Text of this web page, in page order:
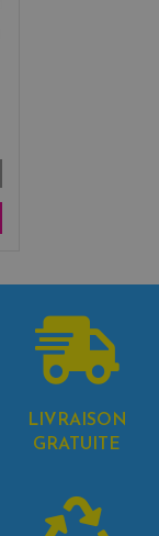
LIVRAISON
GRATUITE